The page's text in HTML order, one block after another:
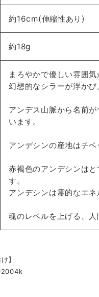
約16cm(伸縮性あり)
約18g
まろやかで優しい雰囲気
幻想的なシラーが浮かび
アンデス山脈から名前
います。
アンデシンの産地はチ
赤褐色のアンデシンは
す。
アンデシンは霊的なエ
魂のレベルを上げる、
】